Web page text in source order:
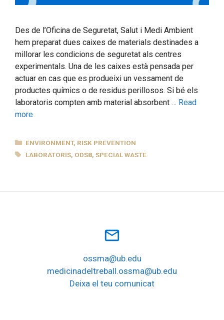
Des de l’Oficina de Seguretat, Salut i Medi Ambient
hem preparat dues caixes de materials destinades a
millorar les condicions de seguretat als centres
experimentals. Una de les caixes està pensada per
actuar en cas que es produeixi un vessament de
productes químics o de residus perillosos. Si bé els
laboratoris compten amb material absorbent … Read
more
CATEGORIES
ENVIRONMENT, RISK PREVENTION
TAGS
LABORATORIS, ODS8,SPECIAL WASTE
mail_outline
ossma@ub.edu
medicinadeltreball.ossma@ub.edu
Deixa el teu comunicat